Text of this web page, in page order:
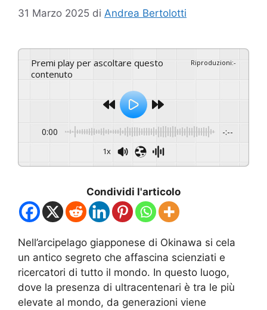
31 Marzo 2025 di Andrea Bertolotti
Premi play per ascoltare questo
contenuto
Riproduzioni:-
0:00 -:--
1x
Condividi l'articolo
Nell’arcipelago giapponese di Okinawa si cela
un antico segreto che affascina scienziati e
ricercatori di tutto il mondo. In questo luogo,
dove la presenza di ultracentenari è tra le più
elevate al mondo, da generazioni viene